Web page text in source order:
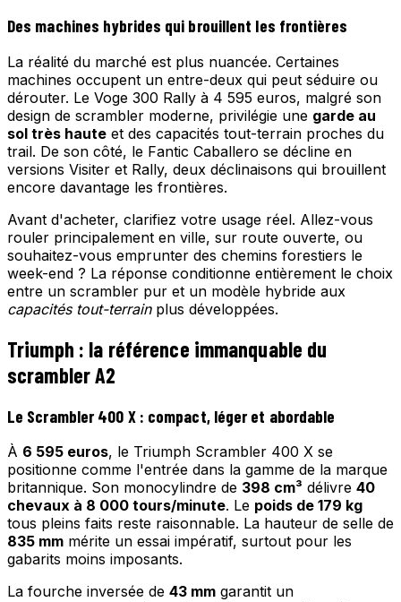
Des machines hybrides qui brouillent les frontières
La réalité du marché est plus nuancée. Certaines
machines occupent un entre-deux qui peut séduire ou
dérouter. Le Voge 300 Rally à 4 595 euros, malgré son
design de scrambler moderne, privilégie une garde au
sol très haute et des capacités tout-terrain proches du
trail. De son côté, le Fantic Caballero se décline en
versions Visiter et Rally, deux déclinaisons qui brouillent
encore davantage les frontières.
Avant d'acheter, clarifiez votre usage réel. Allez-vous
rouler principalement en ville, sur route ouverte, ou
souhaitez-vous emprunter des chemins forestiers le
week-end ? La réponse conditionne entièrement le choix
entre un scrambler pur et un modèle hybride aux
capacités tout-terrainplus développées.
Triumph : la référence immanquable du
scrambler A2
Le Scrambler 400 X : compact, léger et abordable
À 6 595 euros, le Triumph Scrambler 400 X se
positionne comme l'entrée dans la gamme de la marque
britannique. Son monocylindre de 398 cm³ délivre 40
chevaux à 8 000 tours/minute. Le poids de 179 kg
tous pleins faits reste raisonnable. La hauteur de selle de
835 mm mérite un essai impératif, surtout pour les
gabarits moins imposants.
La fourche inversée de 43 mm garantit un